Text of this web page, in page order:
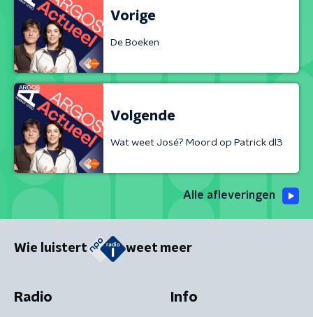
Vorige
De Boeken
Volgende
Wat weet José? Moord op Patrick dl3
Alle afleveringen
Wie luistert weet meer
Radio Info